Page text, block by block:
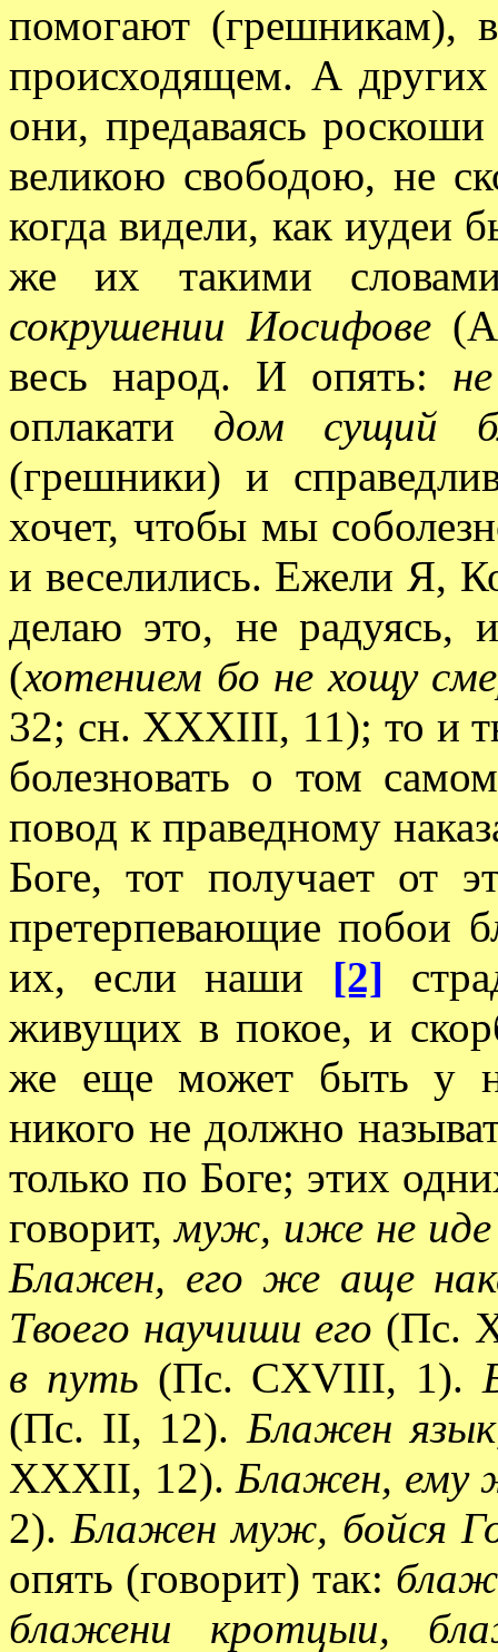
помогают (грешникам),
происходящем. А
они, предаваясь
великою свободою, не
когда видели, как иудеи
же их такими
сокрушении Иосифове
весь народ. И опять:
оплакати дом сущий
(грешники) и
хочет, чтобы мы
и веселились. Ежели Я,
делаю это, не радуясь,
(хотением бо не хощу
32; сн. XXXIII, 11); то и
болезновать о том
повод к праведному
Боге, тот получает от
претерпевающие побои
их, если наши [2]
живущих в покое, и
же еще может быть у
никого не должно
только по Боге; этих
говорит,муж, иже не иде
Блажен, его же аще
Твоего научиши его (Пс.
в путь (Пс. CXVIII, 1).
(Пс. II, 12).Блажен
XXXII, 12).Блажен, ему
2). Блажен муж, бойся
опять (говорит) так:
блажени кротцыи,